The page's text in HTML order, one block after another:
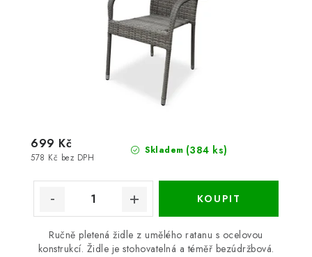
Skladem (384 ks)
578 Kč bez DPH
699 Kč
Ručně pletená židle z umělého ratanu s ocelovou
konstrukcí. Židle je stohovatelná a téměř bezúdržbová.